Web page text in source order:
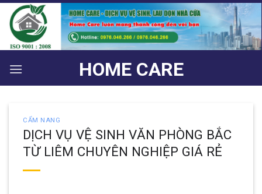
Bỏ
qua
nội
dung
HOME CARE
CẨM NANG
DỊCH VỤ VỆ SINH VĂN PHÒNG BẮC
TỪ LIÊM CHUYÊN NGHIỆP GIÁ RẺ